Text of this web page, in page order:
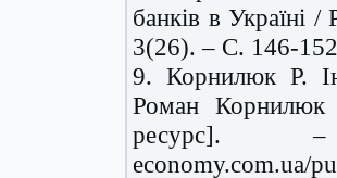
банків в Україні
3(26). – С. 146-
9. Корнилюк Р.
Роман Корнилюк
ресурс].
economy.com.ua/